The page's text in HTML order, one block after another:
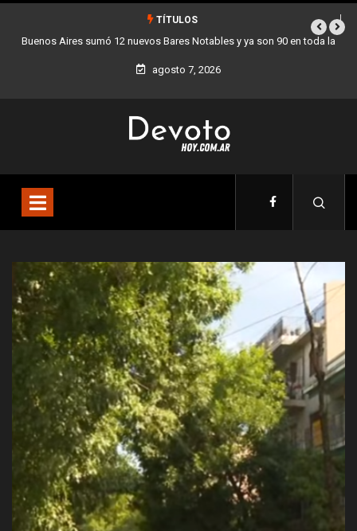
TÍTULOS
Los stands móviles de la Ciudad llegan esta semana a Villa Devoto
agosto 7, 2026